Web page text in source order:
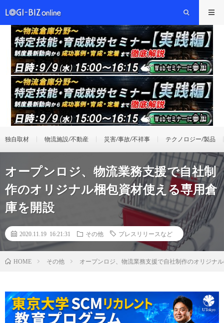
独自取材 物流施設/不動産 災害/事故/不祥事 テクノロジー/製品
オープンロジ、物流業務支援で自社制
作のオリジナル梱包資材使える専用倉
庫を開設
2020.11.19 16:21:31 その他 プレスリリースなど
HOME その他 オープンロジ、物流業務支援で自社制作のオリジナ